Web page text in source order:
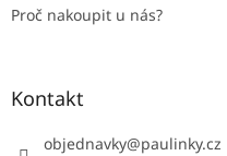
Proč nakoupit u nás?
Kontakt
objednavky@paulinky.cz